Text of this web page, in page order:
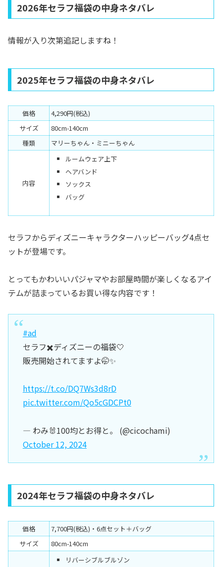
2026年セラフ福袋の中身ネタバレ
情報が入り次第追記しますね！
2025年セラフ福袋の中身ネタバレ
価格
4,290円(税込)
サイズ
80cm-140cm
種類
マリーちゃん・ミニーちゃん
内容
ルームウェア上下
ヘアバンド
ソックス
バッグ
セラフからディズニーキャラクターハッピーバッグ4点セ
ットが登場です。
とってもかわいいパジャマやお部屋時間が楽しくなるアイ
テムが詰まっているお買い得な内容です！
#ad
セラフ✖️ディズニーの福袋🤍
販売開始されてますよ🤭✨
https://t.co/DQ7Ws3d8rD
pic.twitter.com/Qo5cGDCPt0
— わみ🐰100均とお得と。 (@cicochami)
October 12, 2024
2024年セラフ福袋の中身ネタバレ
価格
7,700円(税込)・6点セット＋バッグ
サイズ
80cm-140cm
リバーシブルブルゾン